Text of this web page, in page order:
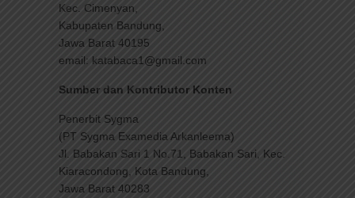
Kec. Cimenyan,
Kabupaten Bandung,
Jawa Barat 40195
email: katabaca1@gmail.com
Sumber dan Kontributor Konten
Penerbit Sygma
(PT Sygma Examedia Arkanleema)
Jl. Babakan Sari 1 No.71, Babakan Sari, Kec.
Kiaracondong, Kota Bandung,
Jawa Barat 40283